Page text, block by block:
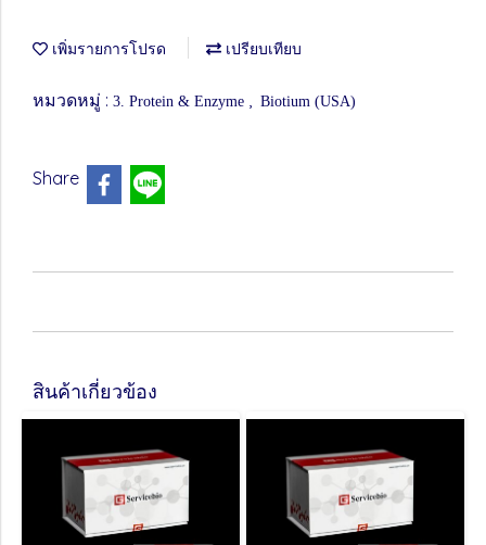
เพิ่มรายการโปรด เปรียบเทียบ
หมวดหมู่ : 3. Protein & Enzyme , Biotium (USA)
Share
สินค้าเกี่ยวข้อง